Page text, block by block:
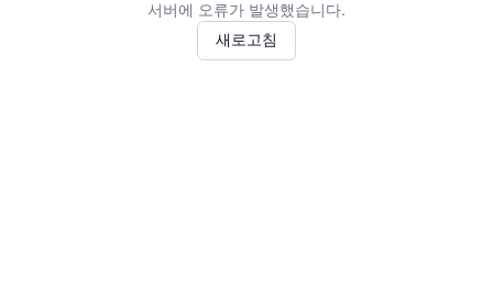
서버에 오류가 발생했습니다.
새로고침